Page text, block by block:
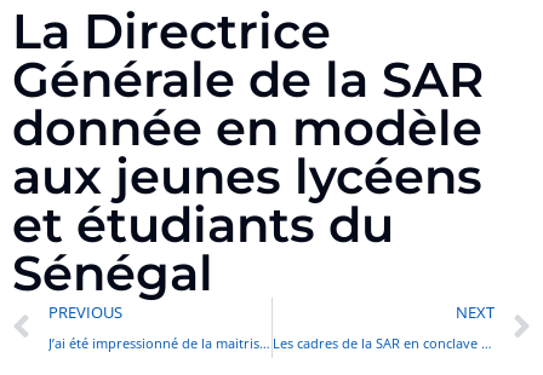
La Directrice
Générale de la SAR
donnée en modèle
aux jeunes lycéens
et étudiants du
Sénégal
PREVIOUS
J’ai été impressionné de la maitrise de l’usine par les hommes et femmes de la SAR
NEXT
Les cadres de la SAR en conclave pour la définition objectifs globaux pour 2023